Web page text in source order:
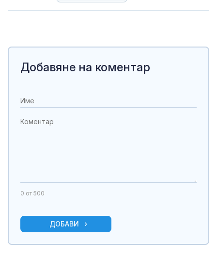
Добавяне на коментар
0 от 500
ДОБАВИ